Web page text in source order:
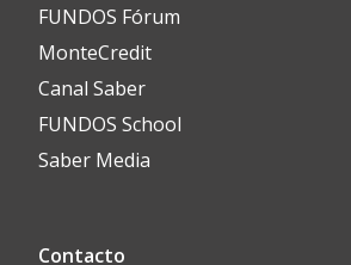
FUNDOS Fórum
MonteCredit
Canal Saber
FUNDOS School
Saber Media
Contacto